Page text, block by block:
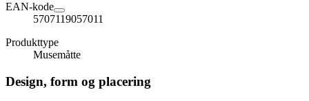
EAN-kode
5707119057011
Produkttype
Musemåtte
Design, form og placering